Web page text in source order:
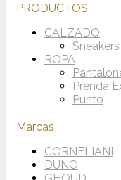
PRODUCTOS
CALZADO
Sneakers
ROPA
Prenda
Punto
Marcas
CORNELIANI
DUNO